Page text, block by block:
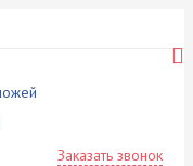
Заказать звонок